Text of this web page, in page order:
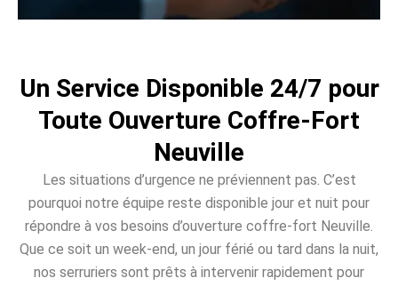
Un Service Disponible 24/7 pour
Toute Ouverture Coffre-Fort
Neuville
Les situations d’urgence ne préviennent pas. C’est
pourquoi notre équipe reste disponible jour et nuit pour
répondre à vos besoins d’ouverture coffre-fort Neuville.
Que ce soit un week-end, un jour férié ou tard dans la nuit,
nos serruriers sont prêts à intervenir rapidement pour